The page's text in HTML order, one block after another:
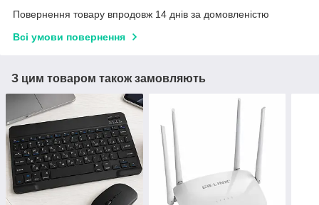
Повернення товару впродовж 14 днів за домовленістю
Всі умови повернення
З цим товаром також замовляють